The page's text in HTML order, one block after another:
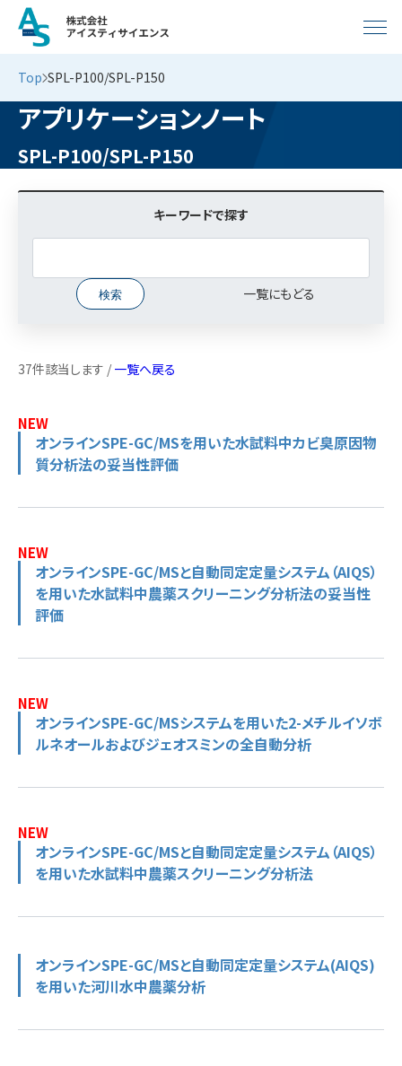
Top SPL-P100/SPL-P150
アプリケーションノート
SPL-P100/SPL-P150
キーワードで探す
一覧にもどる
37件該当します / 一覧へ戻る
NEW
オンラインSPE-GC/MSを用いた水試料中カビ臭原因物
質分析法の妥当性評価
NEW
オンラインSPE-GC/MSと自動同定定量システム（AIQS）
を用いた水試料中農薬スクリーニング分析法の妥当性
評価
NEW
オンラインSPE-GC/MSシステムを用いた2-メチルイソボ
ルネオールおよびジェオスミンの全自動分析
NEW
オンラインSPE-GC/MSと自動同定定量システム（AIQS）
を用いた水試料中農薬スクリーニング分析法
オンラインSPE-GC/MSと自動同定定量システム(AIQS)
を用いた河川水中農薬分析